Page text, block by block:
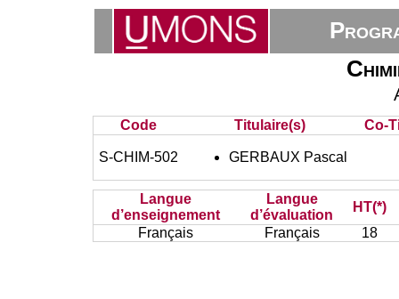
Code Titulaire(s) Co-
S-CHIM-502 GERBAUX Pascal
Langue
d’enseignement
Langue
d’évaluation
HT(*)
Français
Français 18